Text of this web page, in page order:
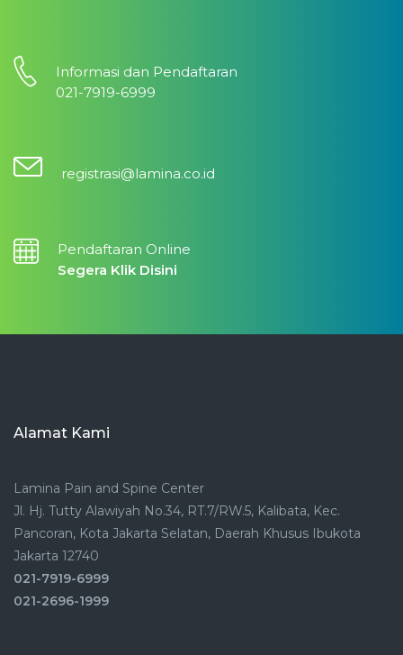
Informasi dan Pendaftaran
021-7919-6999
registrasi@lamina.co.id
Pendaftaran Online
Segera Klik Disini
Alamat Kami
Lamina Pain and Spine Center
Jl. Hj. Tutty Alawiyah No.34, RT.7/RW.5, Kalibata, Kec.
Pancoran, Kota Jakarta Selatan, Daerah Khusus Ibukota
Jakarta 12740
021-7919-6999
021-2696-1999